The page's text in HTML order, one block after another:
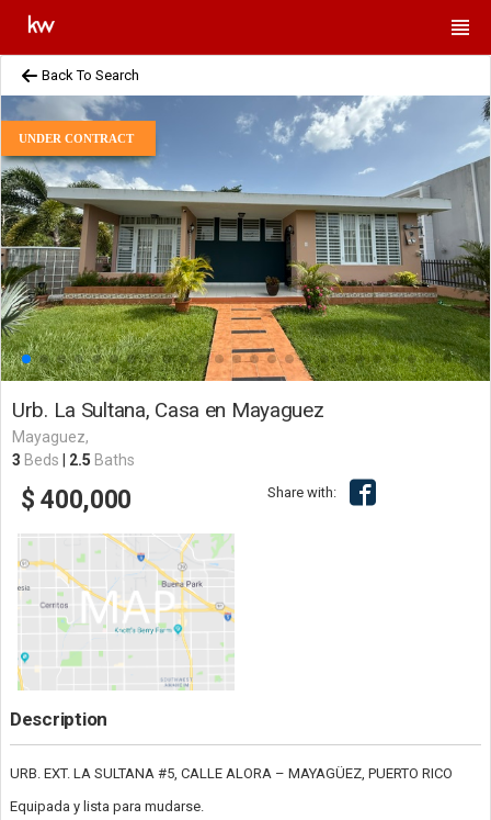
Back To Search
UNDER CONTRACT
Urb. La Sultana, Casa en Mayaguez
Mayaguez,
3 Beds 2.5 Baths
$ 400,000 Share with:
Description
URB. EXT. LA SULTANA #5, CALLE ALORA – MAYAGÜEZ, PUERTO RICO
Equipada y lista para mudarse.